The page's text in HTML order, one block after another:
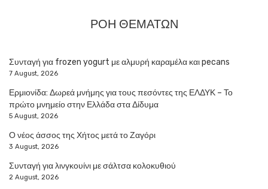
ΡΟΗ ΘΕΜΑΤΩΝ
Συνταγή για frozen yogurt με αλμυρή καραμέλα και pecans
7 August, 2026
Ερμιονίδα: Δωρεά μνήμης για τους πεσόντες της ΕΛΔΥΚ – Το
πρώτο μνημείο στην Ελλάδα στα Δίδυμα
5 August, 2026
Ο νέος άσσος της Χήτος μετά το Ζαγόρι
3 August, 2026
Συνταγή για λινγκουίνι με σάλτσα κολοκυθιού
2 August, 2026